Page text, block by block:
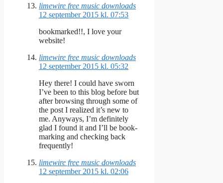
limewire free music downloads
12 september 2015 kl. 07:53
bookmarked!!, I love your
website!
limewire free music downloads
12 september 2015 kl. 05:32
Hey there! I could have sworn
I’ve been to this blog before but
after browsing through some of
the post I realized it’s new to
me. Anyways, I’m definitely
glad I found it and I’ll be book-
marking and checking back
frequently!
limewire free music downloads
12 september 2015 kl. 02:06